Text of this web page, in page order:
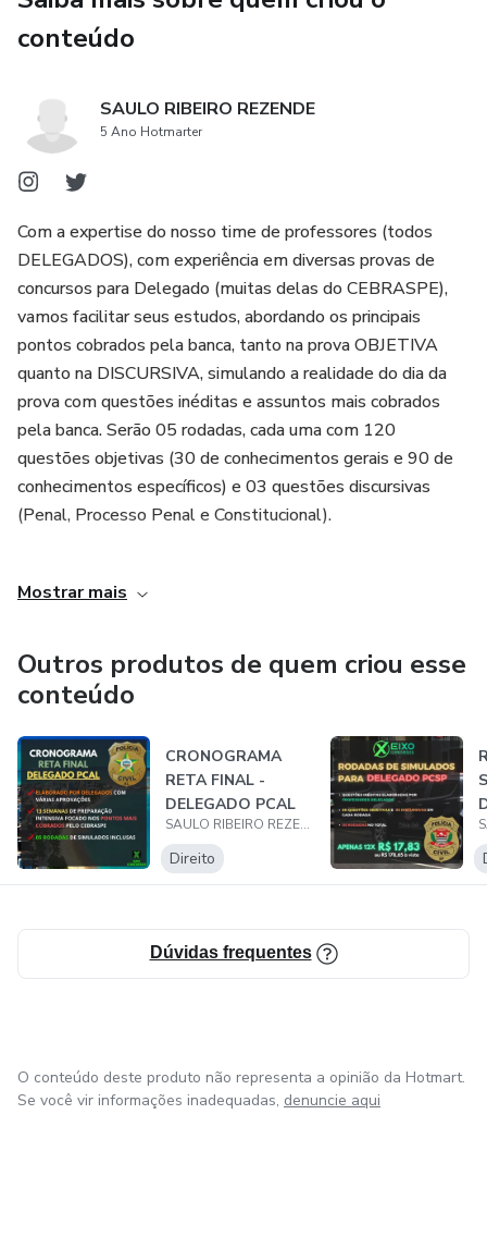
7) Relatório de incidência dos assuntos que mais são
cobrados pela VUNESP.
8) PLANEJAMENTO PARA INÍCIO DIA 04/09/2023.
9) DICAS SEMANAIS COM PONTOS IMPORTANTES E
JURISPRUDÊNCIA PELO WHATSAPP.
10) INCLUSO NO PACOTE 05 RODADAS DE
SIMULADOS INÉDITOS (OBJETIVAS + DISCURSIVAS)
NO MESMO PADRÃO DA PROVA.
conteúdo
SAULO RIBEIRO REZENDE
5 Ano Hotmarter
Com a expertise do nosso time de professores (todos
DELEGADOS), com experiência em diversas provas de
concursos para Delegado (muitas delas do CEBRASPE),
vamos facilitar seus estudos, abordando os principais
pontos cobrados pela banca, tanto na prova OBJETIVA
quanto na DISCURSIVA, simulando a realidade do dia da
prova com questões inéditas e assuntos mais cobrados
pela banca. Serão 05 rodadas, cada uma com 120
questões objetivas (30 de conhecimentos gerais e 90 de
conhecimentos específicos) e 03 questões discursivas
(Penal, Processo Penal e Constitucional).
Ex-Delegado PCPA
Ex-Policial Penal PE
Pós-Graduado em direito penal e direito processual penal
pelo instituto dos magistrados do nordeste - IMN e
Universidade Cândido Mendes - UCAM.
Mostrar mais
Outros produtos de quem criou esse
conteúdo
CRONOGRAMA
RETA FINAL -
DELEGADO PCAL
SAULO RIBEIRO REZENDE
Direito
Dúvidas frequentes
O conteúdo deste produto não representa a opinião da Hotmart.
Se você vir informações inadequadas, denuncie aqui